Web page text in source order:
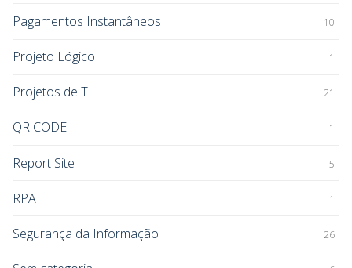
Pagamentos Instantâneos 10
Projeto Lógico 1
Projetos de TI 21
QR CODE 1
Report Site 5
RPA 1
Segurança da Informação 26